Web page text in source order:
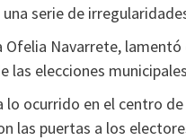
serie de
Navarrete,
elecciones
ocurrido en el centro
las puertas a los